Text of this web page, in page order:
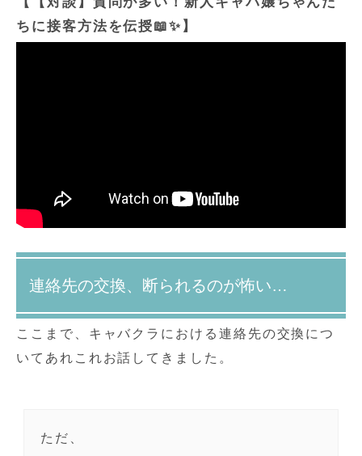
ちに接客方法を伝授📖✨】
連絡先の交換、断られるのが怖い…
ここまで、キャバクラにおける連絡先の交換につ
いてあれこれお話してきました。
ただ、